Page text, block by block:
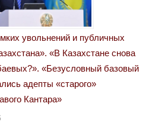
увольнений и публичных
«В Казахстане снова
«Безусловный базовый
адепты «старого»
Кантара»